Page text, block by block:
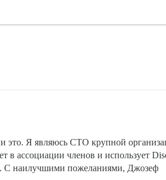
Я являюсь CTO крупной
членов и использует
С наилучшими пожеланиями, Джозеф